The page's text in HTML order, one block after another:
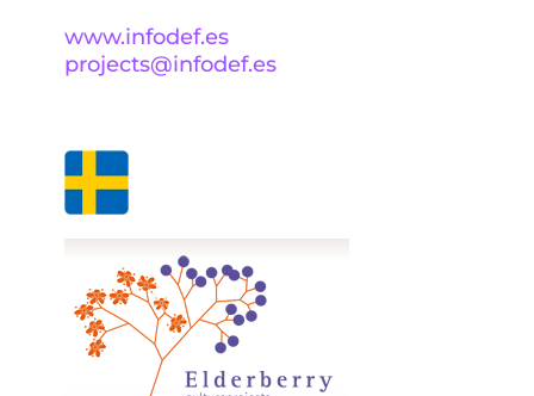
www.infodef.es
projects@infodef.es